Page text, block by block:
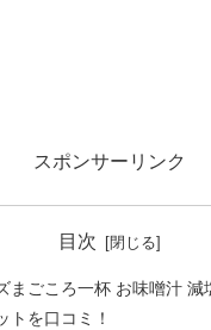
スポンサーリンク
目次
まごころ一杯 お味噌汁 減
トを口コミ！